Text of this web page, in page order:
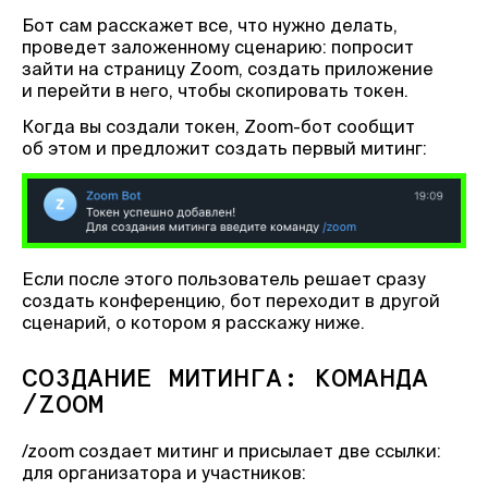
Бот сам расскажет все, что нужно делать,
проведет заложенному сценарию: попросит
зайти на страницу Zoom, создать приложение
и перейти в него, чтобы скопировать токен.
Когда вы создали токен, Zoom-бот сообщит
об этом и предложит создать первый митинг:
Если после этого пользователь решает сразу
создать конференцию, бот переходит в другой
сценарий, о котором я расскажу ниже.
СОЗДАНИЕ МИТИНГА: КОМАНДА
/ZOOM
/zoom создает митинг и присылает две ссылки:
для организатора и участников: